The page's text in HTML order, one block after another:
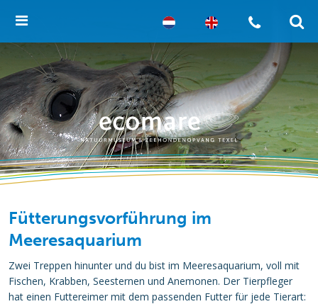
Fütterungsvorführung im
Meeresaquarium
Zwei Treppen hinunter und du bist im Meeresaquarium, voll mit
Fischen, Krabben, Seesternen und Anemonen. Der Tierpfleger
hat einen Futtereimer mit dem passenden Futter für jede Tierart: